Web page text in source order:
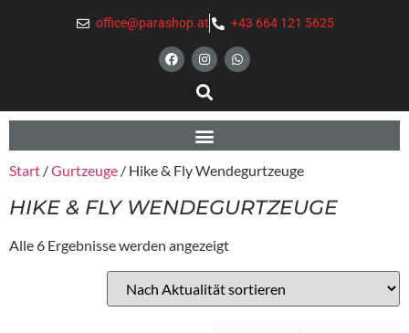
office@parashop.at +43 664 121 5625
Start /Gurtzeuge / Hike & Fly Wendegurtzeuge
HIKE & FLY WENDEGURTZEUGE
Alle 6 Ergebnisse werden angezeigt